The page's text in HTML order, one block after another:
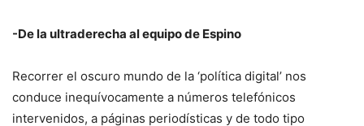
-De la ultraderecha al equipo de Espino
Recorrer el oscuro mundo de la ‘política digital’ nos
conduce inequívocamente a números telefónicos
intervenidos, a páginas periodísticas y de todo tipo